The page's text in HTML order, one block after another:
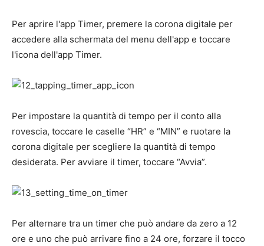
Per aprire l'app Timer, premere la corona digitale per
accedere alla schermata del menu dell'app e toccare
l'icona dell'app Timer.
Per impostare la quantità di tempo per il conto alla
rovescia, toccare le caselle “HR” e “MIN” e ruotare la
corona digitale per scegliere la quantità di tempo
desiderata. Per avviare il timer, toccare “Avvia”.
Per alternare tra un timer che può andare da zero a 12
ore e uno che può arrivare fino a 24 ore, forzare il tocco